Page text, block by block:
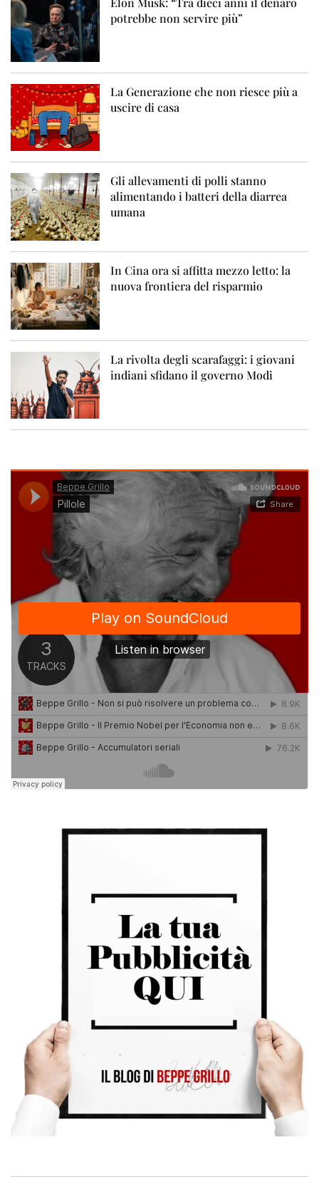
potrebbe non servire più”
La Generazione che non riesce più a
uscire di casa
Gli allevamenti di polli stanno
alimentando i batteri della diarrea
umana
In Cina ora si affitta mezzo letto: la
nuova frontiera del risparmio
La rivolta degli scarafaggi: i giovani
indiani sfidano il governo Modi